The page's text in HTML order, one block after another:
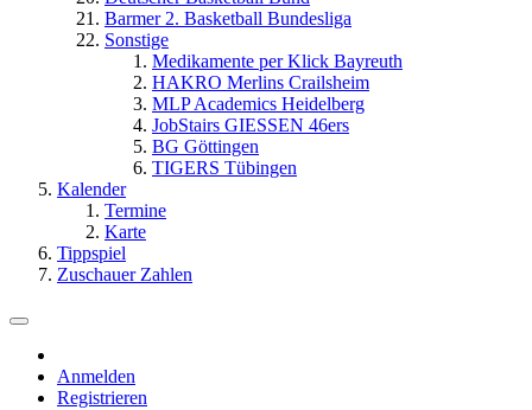
Barmer 2. Basketball Bundesliga
Sonstige
Medikamente per Klick Bayreuth
HAKRO Merlins Crailsheim
MLP Academics Heidelberg
JobStairs GIESSEN 46ers
BG Göttingen
TIGERS Tübingen
Kalender
Termine
Karte
Tippspiel
Zuschauer Zahlen
Anmelden
Registrieren